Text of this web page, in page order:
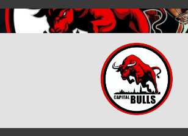
Skip
to
content